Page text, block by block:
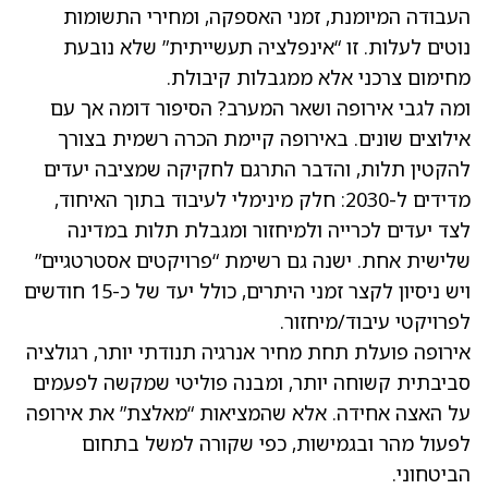
העבודה המיומנת, זמני האספקה, ומחירי התשומות
נוטים לעלות. זו “אינפלציה תעשייתית” שלא נובעת
מחימום צרכני אלא ממגבלות קיבולת.
ומה לגבי אירופה ושאר המערב? הסיפור דומה אך עם
אילוצים שונים. באירופה קיימת הכרה רשמית בצורך
להקטין תלות, והדבר התרגם לחקיקה שמציבה יעדים
מדידים ל-2030: חלק מינימלי לעיבוד בתוך האיחוד,
לצד יעדים לכרייה ולמיחזור ומגבלת תלות במדינה
שלישית אחת. ישנה גם רשימת “פרויקטים אסטרטגיים”
ויש ניסיון לקצר זמני היתרים, כולל יעד של כ-15 חודשים
לפרויקטי עיבוד/מיחזור.
אירופה פועלת תחת מחיר אנרגיה תנודתי יותר, רגולציה
סביבתית קשוחה יותר, ומבנה פוליטי שמקשה לפעמים
על האצה אחידה. אלא שהמציאות “מאלצת” את אירופה
לפעול מהר ובגמישות, כפי שקורה למשל בתחום
הביטחוני.